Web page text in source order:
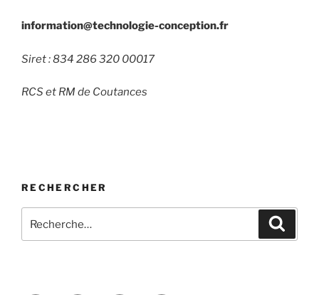
information@technologie-conception.fr
Siret : 834 286 320 00017
RCS et RM de Coutances
RECHERCHER
pour